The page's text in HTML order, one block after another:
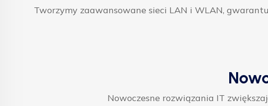
Tworzymy zaawansowane sieci LAN i WLAN,
Nowoczesne rozwiązania IT